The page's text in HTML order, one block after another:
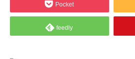
Pocket
feedly